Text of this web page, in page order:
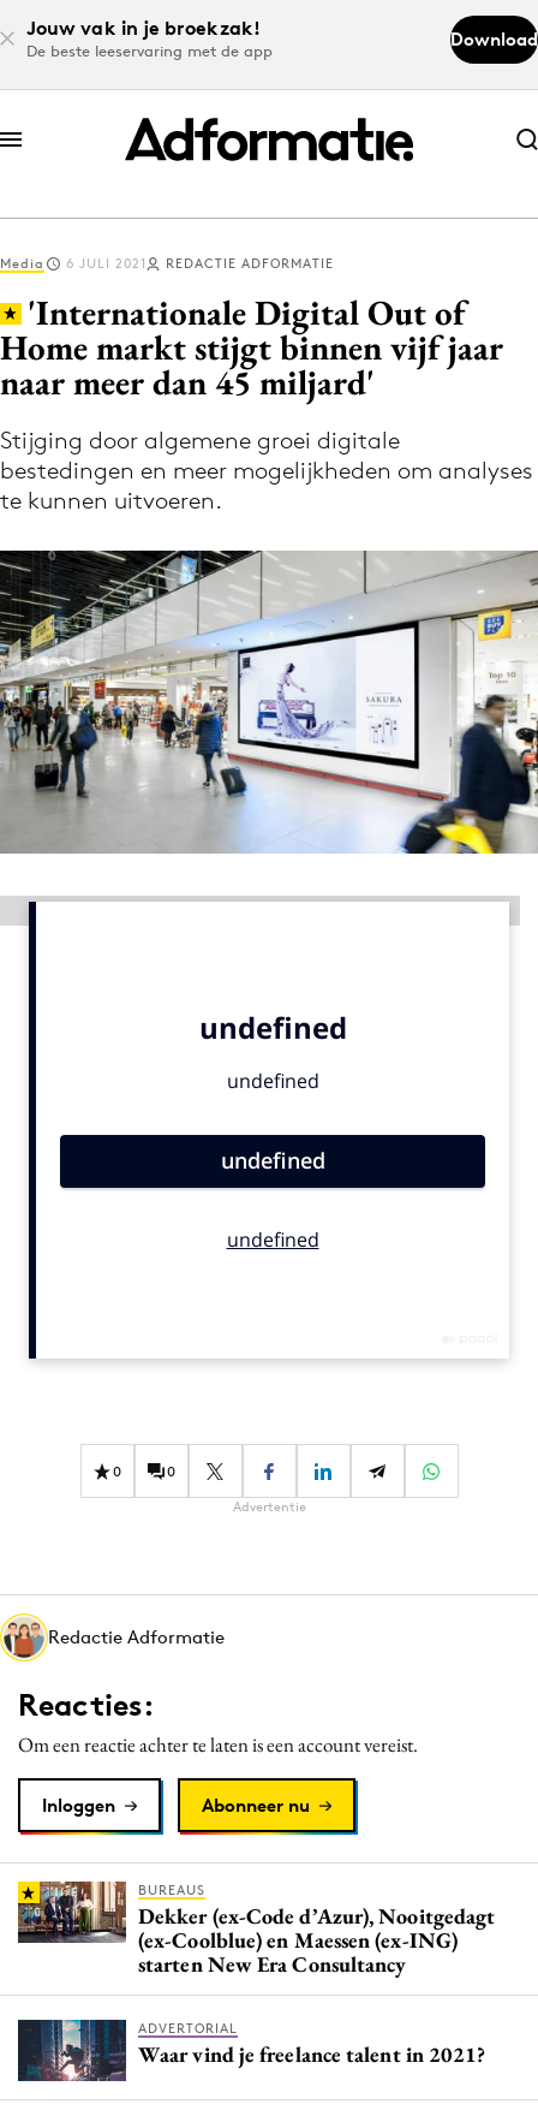
Jouw vak in je broekzak!
De beste leeservaring met de app
Download
Abonneer nu
Abonneer nu
Log in
Download de app
Volg het laatste nieuws via de Adformatie
Nieuws app
Menu
Home
9 sept: GenAI-training
12 nov: MarketingLive!
Adverteren
Vacatures
Campagnes
Design
Gedragsverandering
Media
PR
Programmatic
Purpose Marketing
Reputatie & crisis
Media 6 JULI 2021 REDACTIE ADFORMATIE
'Internationale Digital Out of
Home markt stijgt binnen vijf jaar
naar meer dan 45 miljard'
Stijging door algemene groei digitale
bestedingen en meer mogelijkheden om analyses
te kunnen uitvoeren.
0 0
Advertentie
Redactie Adformatie
Reacties:
Om een reactie achter te laten is een account vereist.
Inloggen Abonneer nu
BUREAUS
Dekker (ex-Code d’Azur), Nooitgedagt
(ex-Coolblue) en Maessen (ex-ING)
starten New Era Consultancy
ADVERTORIAL
Waar vind je freelance talent in 2021?